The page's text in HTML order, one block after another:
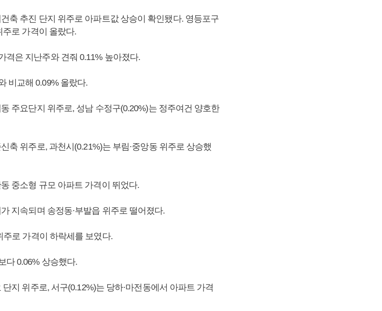
축 추진 단지 위주로 아파트값 상승이 확인됐다. 영등포구
주로 가격이 올랐다.
격은 지난주와 견줘 0.11% 높아졌다.
비교해 0.09% 올랐다.
주요단지 위주로, 성남 수정구(0.20%)는 정주여건 양호한
축 위주로, 과천시(0.21%)는 부림·중앙동 위주로 상승했
중소형 규모 아파트 가격이 뛰었다.
지속되며 송정동·부발읍 위주로 떨어졌다.
주로 가격이 하락세를 보였다.
다 0.06% 상승했다.
지 위주로, 서구(0.12%)는 당하·마전동에서 아파트 가격